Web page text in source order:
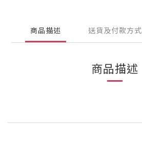
商品描述 送貨及付款方式
商品描述